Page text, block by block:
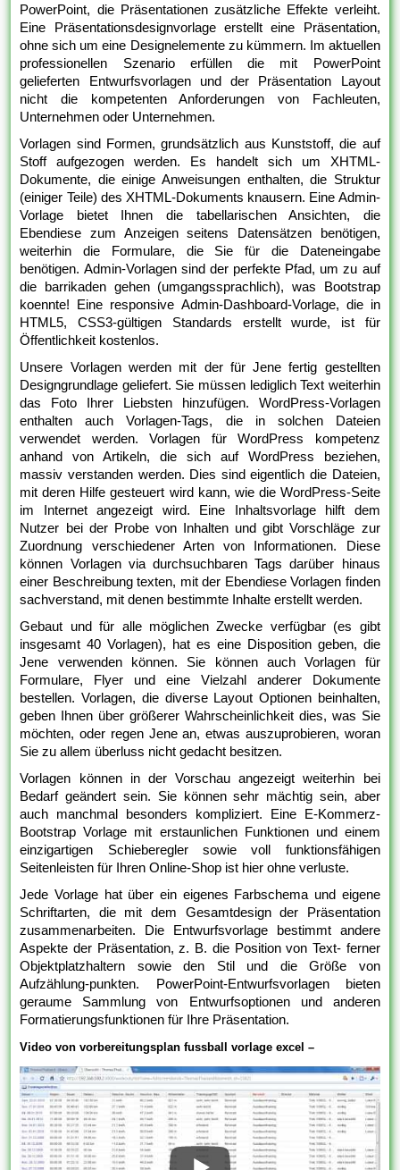
PowerPoint, die Präsentationen zusätzliche Effekte verleiht.
Eine Präsentationsdesignvorlage erstellt eine Präsentation,
ohne sich um eine Designelemente zu kümmern. Im aktuellen
professionellen Szenario erfüllen die mit PowerPoint
gelieferten Entwurfsvorlagen und der Präsentation Layout
nicht die kompetenten Anforderungen von Fachleuten,
Unternehmen oder Unternehmen.
Vorlagen sind Formen, grundsätzlich aus Kunststoff, die auf
Stoff aufgezogen werden. Es handelt sich um XHTML-
Dokumente, die einige Anweisungen enthalten, die Struktur
(einiger Teile) des XHTML-Dokuments knausern. Eine Admin-
Vorlage bietet Ihnen die tabellarischen Ansichten, die
Ebendiese zum Anzeigen seitens Datensätzen benötigen,
weiterhin die Formulare, die Sie für die Dateneingabe
benötigen. Admin-Vorlagen sind der perfekte Pfad, um zu auf
die barrikaden gehen (umgangssprachlich), was Bootstrap
koennte! Eine responsive Admin-Dashboard-Vorlage, die in
HTML5, CSS3-gültigen Standards erstellt wurde, ist für
Öffentlichkeit kostenlos.
Unsere Vorlagen werden mit der für Jene fertig gestellten
Designgrundlage geliefert. Sie müssen lediglich Text weiterhin
das Foto Ihrer Liebsten hinzufügen. WordPress-Vorlagen
enthalten auch Vorlagen-Tags, die in solchen Dateien
verwendet werden. Vorlagen für WordPress kompetenz
anhand von Artikeln, die sich auf WordPress beziehen,
massiv verstanden werden. Dies sind eigentlich die Dateien,
mit deren Hilfe gesteuert wird kann, wie die WordPress-Seite
im Internet angezeigt wird. Eine Inhaltsvorlage hilft dem
Nutzer bei der Probe von Inhalten und gibt Vorschläge zur
Zuordnung verschiedener Arten von Informationen. Diese
können Vorlagen via durchsuchbaren Tags darüber hinaus
einer Beschreibung texten, mit der Ebendiese Vorlagen finden
sachverstand, mit denen bestimmte Inhalte erstellt werden.
Gebaut und für alle möglichen Zwecke verfügbar (es gibt
insgesamt 40 Vorlagen), hat es eine Disposition geben, die
Jene verwenden können. Sie können auch Vorlagen für
Formulare, Flyer und eine Vielzahl anderer Dokumente
bestellen. Vorlagen, die diverse Layout Optionen beinhalten,
geben Ihnen über größerer Wahrscheinlichkeit dies, was Sie
möchten, oder regen Jene an, etwas auszuprobieren, woran
Sie zu allem überluss nicht gedacht besitzen.
Vorlagen können in der Vorschau angezeigt weiterhin bei
Bedarf geändert sein. Sie können sehr mächtig sein, aber
auch manchmal besonders kompliziert. Eine E-Kommerz-
Bootstrap Vorlage mit erstaunlichen Funktionen und einem
einzigartigen Schieberegler sowie voll funktionsfähigen
Seitenleisten für Ihren Online-Shop ist hier ohne verluste.
Jede Vorlage hat über ein eigenes Farbschema und eigene
Schriftarten, die mit dem Gesamtdesign der Präsentation
zusammenarbeiten. Die Entwurfsvorlage bestimmt andere
Aspekte der Präsentation, z. B. die Position von Text- ferner
Objektplatzhaltern sowie den Stil und die Größe von
Aufzählung-punkten. PowerPoint-Entwurfsvorlagen bieten
geraume Sammlung von Entwurfsoptionen und anderen
Formatierungsfunktionen für Ihre Präsentation.
Video von vorbereitungsplan fussball vorlage excel –